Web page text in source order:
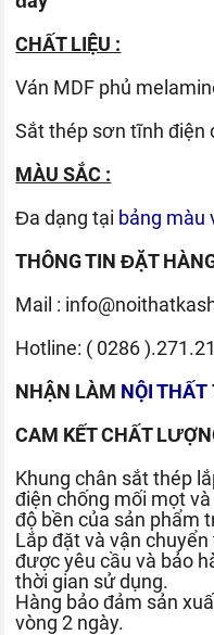
CHẤT LIỆU :
Ván MDF phủ
Sắt thép sơn tĩnh điện
MÀU SẮC :
Đa dạng tại bảng màu
THÔNG TIN ĐẶT
Mail :
Hotline: ( 0286
NHẬN LÀM NỘI THẤT
CAM KẾT CHẤT
Khung chân sắt thép
điện chống mối mọt
độ bền của sản phẩm
Lắp đặt và vận
được yêu cầu và bảo
thời gian sử dụng.
Hàng bảo đảm sản
vòng 2 ngày.